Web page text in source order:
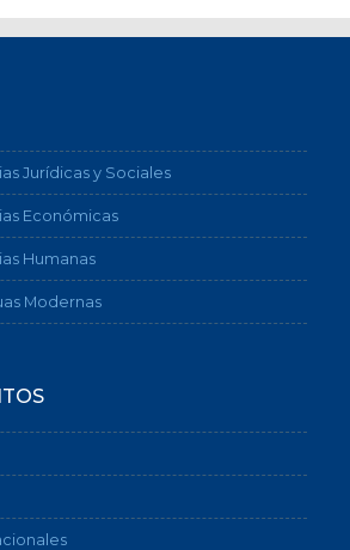
Jurídicas y Sociales
Económicas
Humanas
Modernas